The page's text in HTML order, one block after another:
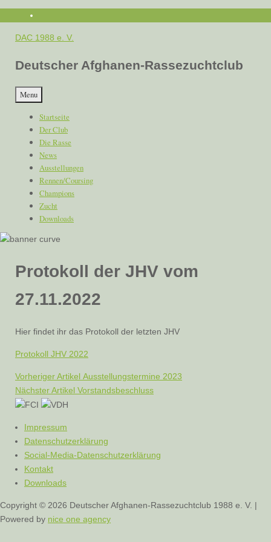
contentDAC 1988 e. V.
Deutscher Afghanen-Rassezuchtclub
Menu
Startseite
Der Club
Die Rasse
News
Ausstellungen
Rennen/Coursing
Champions
Zucht
Downloads
Protokoll der JHV vom
27.11.2022
Hier findet ihr das Protokoll der letzten JHV
Protokoll JHV 2022
Beitragsnavigation
Vorheriger Artikel Vorheriger
Artikel:
Ausstellungstermine 2023
Nächster Artikel Nächster
Vorstandsbeschluss
Impressum
Datenschutzerklärung
Social-Media-Datenschutzerklärung
Kontakt
Downloads
Copyright © 2026 Deutscher Afghanen-Rassezuchtclub 1988 e. V. |
Powered by nice one agency